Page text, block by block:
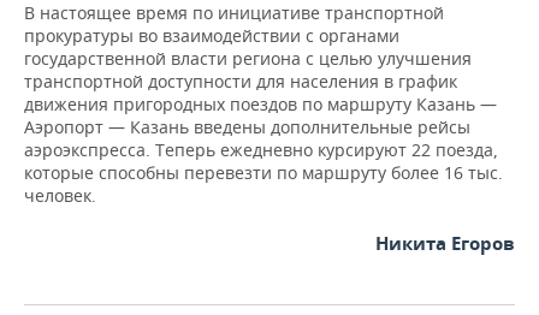
В настоящее время по инициативе транспортной
прокуратуры во взаимодействии с органами
государственной власти региона с целью улучшения
транспортной доступности для населения в график
движения пригородных поездов по маршруту Казань —
Аэропорт — Казань введены дополнительные рейсы
аэроэкспресса. Теперь ежедневно курсируют 22 поезда,
которые способны перевезти по маршруту более 16 тыс.
человек.
Никита Егоров